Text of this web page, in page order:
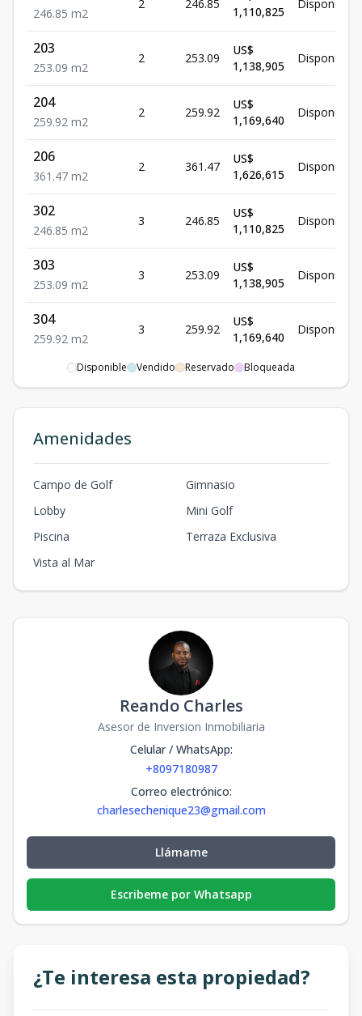
246.85 m2
2 246.85
1,110,825
Disponible
203
253.09 m2
2 253.09
US$
1,138,905
Disponible
204
259.92 m2
2 259.92
US$
1,169,640
Disponible
206
361.47 m2
2 361.47
US$
1,626,615
Disponible
302
246.85 m2
3 246.85
US$
1,110,825
Disponible
303
253.09 m2
3 253.09
US$
1,138,905
Disponible
304
259.92 m2
3 259.92
US$
1,169,640
Disponible
3 247.02
US$
1,111,590
Disponible
394.75m2
Disponible Vendido Reservado Bloqueada
Amenidades
Campo de Golf
Gimnasio
Lobby
Mini Golf
Piscina
Terraza Exclusiva
Vista al Mar
Reando Charles
Asesor de Inversion Inmobiliaria
Celular / WhatsApp:
+8097180987
Correo electrónico:
charlesechenique23@gmail.com
Llámame
Escribeme por Whatsapp
¿Te interesa esta propiedad?